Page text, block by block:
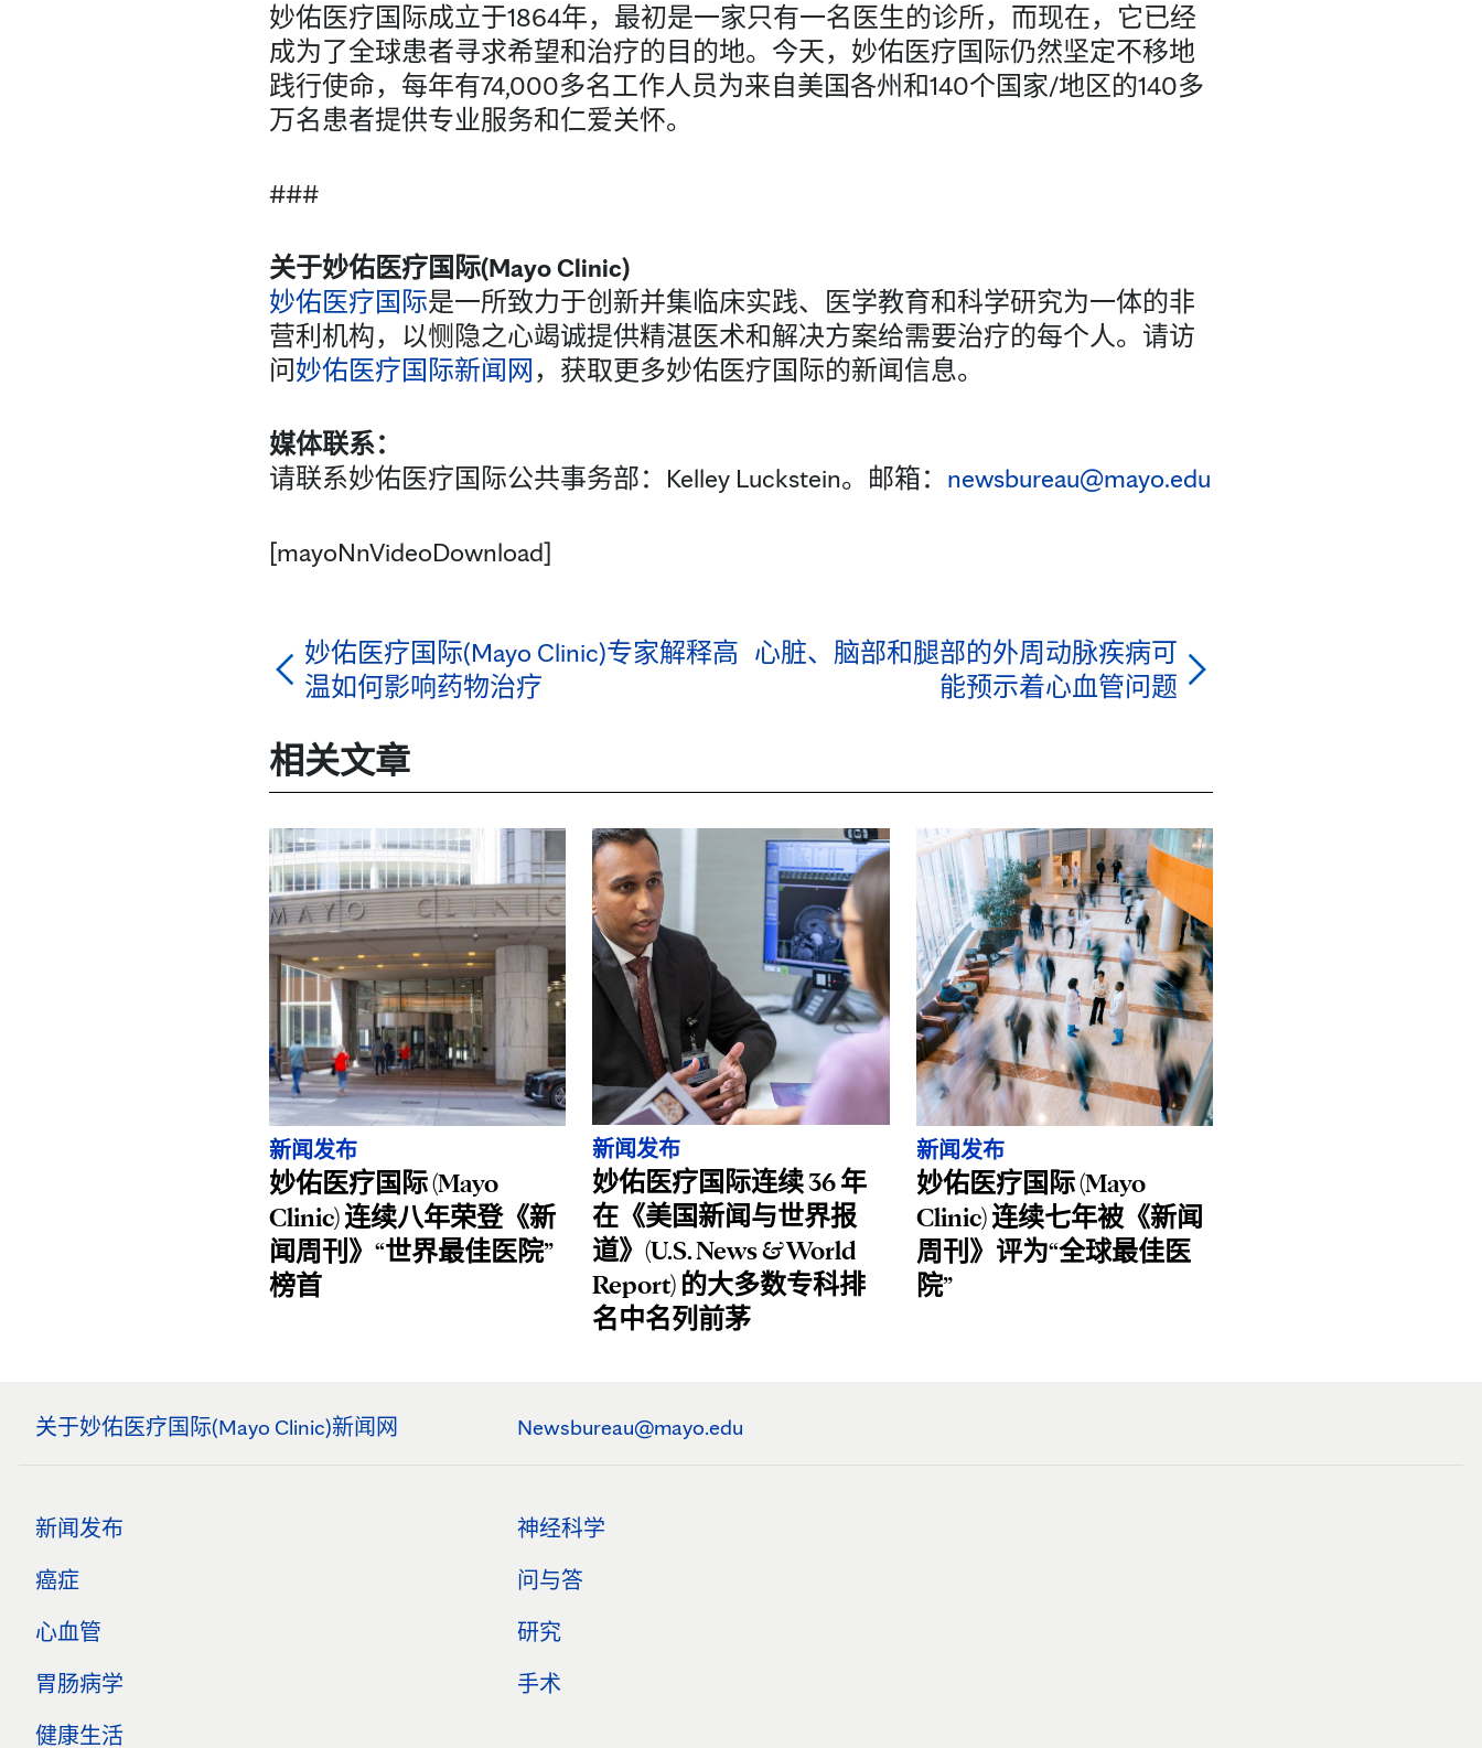
妙佑医疗国际成立于1864年，最初是一家只有一名医生的诊所，而现在，它已经
成为了全球患者寻求希望和治疗的目的地。今天，妙佑医疗国际仍然坚定不移地
践行使命，每年有74,000多名工作人员为来自美国各州和140个国家/地区的140多
万名患者提供专业服务和仁爱关怀。
###
关于妙佑医疗国际(Mayo Clinic)
妙佑医疗国际是一所致力于创新并集临床实践、医学教育和科学研究为一体的非
营利机构，以恻隐之心竭诚提供精湛医术和解决方案给需要治疗的每个人。请访
问妙佑医疗国际新闻网 ，获取更多妙佑医疗国际的新闻信息。
媒体联系：
请联系妙佑医疗国际公共事务部：Kelley Luckstein。邮箱： newsbureau@mayo.edu
[mayoNnVideoDownload]
妙佑医疗国际(Mayo Clinic)专家解释高
温如何影响药物治疗
心脏、脑部和腿部的外周动脉疾病可
能预示着心血管问题
相关文章
新闻发布
妙佑医疗国际 (Mayo
Clinic) 连续八年荣登《新
闻周刊》“世界最佳医院”
榜首
新闻发布
妙佑医疗国际连续 36 年
在《美国新闻与世界报
道》(U.S. News & World
Report) 的大多数专科排
名中名列前茅
新闻发布
妙佑医疗国际 (Mayo
Clinic) 连续七年被《新闻
周刊》评为“全球最佳医
院”
关于妙佑医疗国际(Mayo Clinic)新闻网 Newsbureau@mayo.edu
新闻发布
癌症
心血管
胃肠病学
健康生活
神经科学
问与答
研究
手术